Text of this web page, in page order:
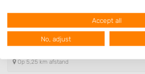
Sabine's Sparkling Nails
Jan Willem Frisoweg 16
Op 5,25 km afstand
USA.
Your consent and the cookie policy applies solely
View Partner List (1016 IAB Vendors)
We use your data for the following purposes:
IAB processing purposes:
Accept all
No, adjust